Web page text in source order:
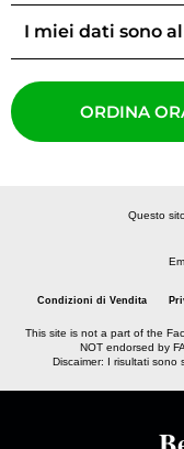
I miei dati sono
ORDINA
Questo
Condizioni di Vendita
This site is not a part of the
NOT endorsed by
Discaimer: I risultati